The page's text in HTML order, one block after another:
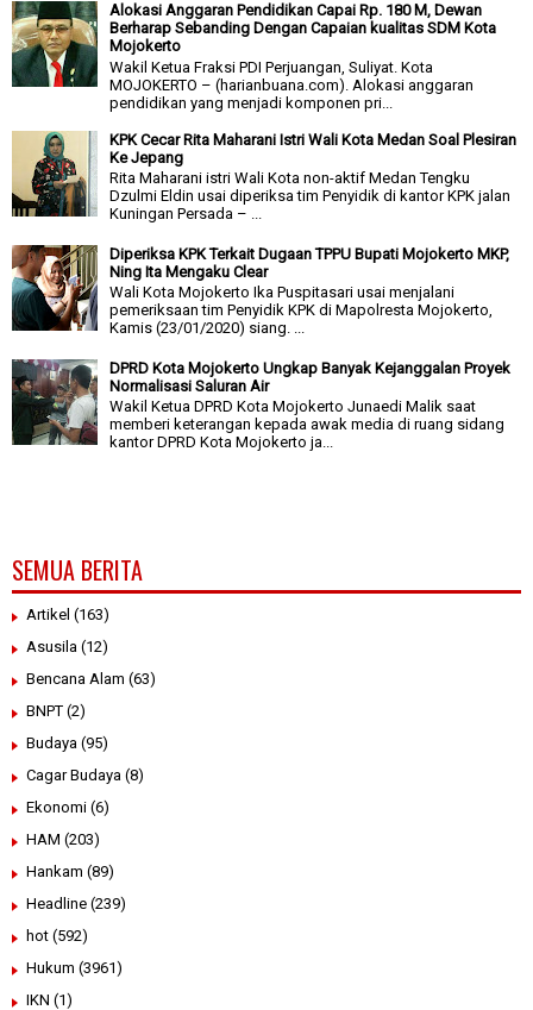
Alokasi Anggaran Pendidikan Capai Rp. 180 M, Dewan
Berharap Sebanding Dengan Capaian kualitas SDM Kota
Mojokerto
Wakil Ketua Fraksi PDI Perjuangan, Suliyat. Kota
MOJOKERTO – (harianbuana.com). Alokasi anggaran
pendidikan yang menjadi komponen pri...
KPK Cecar Rita Maharani Istri Wali Kota Medan Soal Plesiran
Ke Jepang
Rita Maharani istri Wali Kota non-aktif Medan Tengku
Dzulmi Eldin usai diperiksa tim Penyidik di kantor KPK jalan
Kuningan Persada – ...
Diperiksa KPK Terkait Dugaan TPPU Bupati Mojokerto MKP,
Ning Ita Mengaku Clear
Wali Kota Mojokerto Ika Puspitasari usai menjalani
pemeriksaan tim Penyidik KPK di Mapolresta Mojokerto,
Kamis (23/01/2020) siang. ...
DPRD Kota Mojokerto Ungkap Banyak Kejanggalan Proyek
Normalisasi Saluran Air
Wakil Ketua DPRD Kota Mojokerto Junaedi Malik saat
memberi keterangan kepada awak media di ruang sidang
kantor DPRD Kota Mojokerto ja...
SEMUA BERITA
Artikel (163)
Asusila (12)
Bencana Alam (63)
BNPT (2)
Budaya (95)
Cagar Budaya (8)
Ekonomi (6)
HAM (203)
Hankam (89)
Headline (239)
hot (592)
Hukum (3961)
IKN (1)